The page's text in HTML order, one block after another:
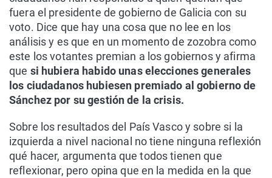
fuera el presidente de gobierno de Galicia con su
voto. Dice que hay una cosa que no lee en los
análisis y es que en un momento de zozobra como
este los votantes premian a los gobiernos y afirma
que si hubiera habido unas elecciones generales
los ciudadanos hubiesen premiado al gobierno de
Sánchez por su gestión de la crisis.
Sobre los resultados del País Vasco y sobre si la
izquierda a nivel nacional no tiene ninguna reflexión
qué hacer, argumenta que todos tienen que
reflexionar, pero opina que en la medida en la que